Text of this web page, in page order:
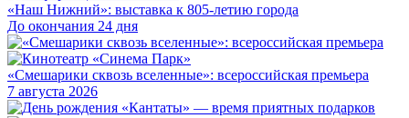
«Наш Нижний»: выставка к 805-летию города
До окончания 24 дня
«Смешарики сквозь вселенные»: всероссийская премьера
7 августа 2026